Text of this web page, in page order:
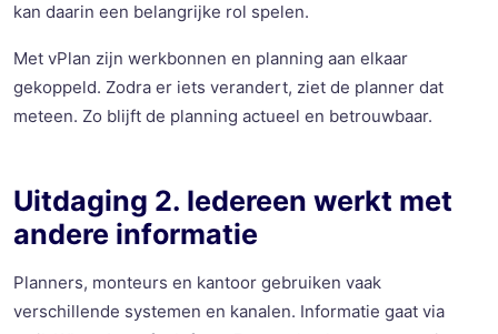
kan daarin een belangrijke rol spelen.
Met vPlan zijn werkbonnen en planning aan elkaar
gekoppeld. Zodra er iets verandert, ziet de planner dat
meteen. Zo blijft de planning actueel en betrouwbaar.
Uitdaging 2. Iedereen werkt met
andere informatie
Planners, monteurs en kantoor gebruiken vaak
verschillende systemen en kanalen. Informatie gaat via